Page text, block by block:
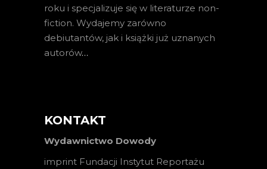
roku i specjalizuje się w literaturze non-
fiction. Wydajemy zarówno
debiutantów, jak i książki już uznanych
autorów…
KONTAKT
Wydawnictwo Dowody
imprint Fundacji Instytut Reportażu